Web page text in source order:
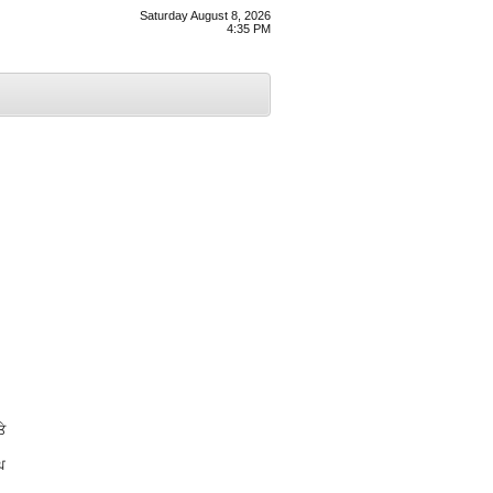
Saturday August 8, 2026
4:35 PM